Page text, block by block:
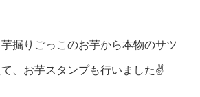
掘りごっこのお芋から本物のサツ
、お芋スタンプも行いました✌️